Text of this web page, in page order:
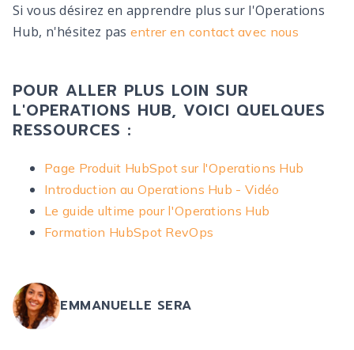
Si vous désirez en apprendre plus sur l'Operations
Hub, n'hésitez pas entrer en contact avec nous
POUR ALLER PLUS LOIN SUR
L'OPERATIONS HUB, VOICI QUELQUES
RESSOURCES :
Page Produit HubSpot sur l'Operations Hub
Introduction au Operations Hub - Vidéo
Le guide ultime pour l'Operations Hub
Formation HubSpot RevOps
EMMANUELLE SERA